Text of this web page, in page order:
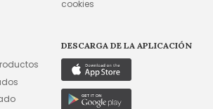
cookies
DESCARGA DE LA APLICACIÓN